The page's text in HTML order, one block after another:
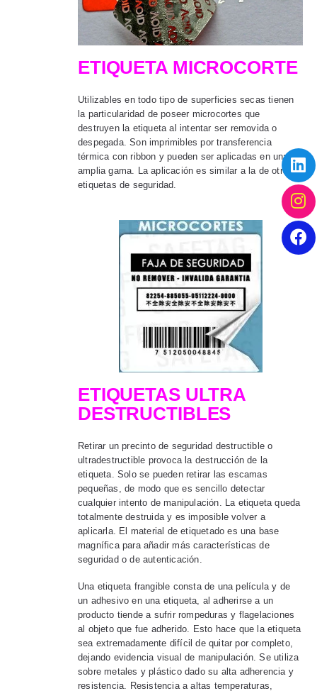
ETIQUETA MICROCORTE
Utilizables en todo tipo de superficies secas tienen
la particularidad de poseer microcortes que
destruyen la etiqueta al intentar ser removida o
despegada. Son imprimibles por transferencia
térmica con ribbon y pueden ser aplicadas en una
amplia gama. La aplicación es similar a la de otras
etiquetas de seguridad.
ETIQUETAS ULTRA
DESTRUCTIBLES
Retirar un precinto de seguridad destructible o
ultradestructible provoca la destrucción de la
etiqueta. Solo se pueden retirar las escamas
pequeñas, de modo que es sencillo detectar
cualquier intento de manipulación. La etiqueta queda
totalmente destruida y es imposible volver a
aplicarla. El material de etiquetado es una base
magnífica para añadir más características de
seguridad o de autenticación.
Una etiqueta frangible consta de una película y de
un adhesivo en una etiqueta, al adherirse a un
producto tiende a sufrir rompeduras y flagelaciones
al objeto que fue adherido. Esto hace que la etiqueta
sea extremadamente difícil de quitar por completo,
dejando evidencia visual de manipulación. Se utiliza
sobre metales y plástico dado su alta adherencia y
resistencia. Resistencia a altas temperaturas,